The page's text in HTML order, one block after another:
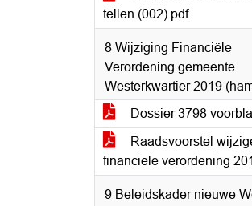
tellen (002).pdf
8 Wijziging Financiële
Verordening gemeente
Westerkwartier 2019
Dossier 3798
Raadsvoorstel
financiele verordening
9 Beleidskader nieuwe